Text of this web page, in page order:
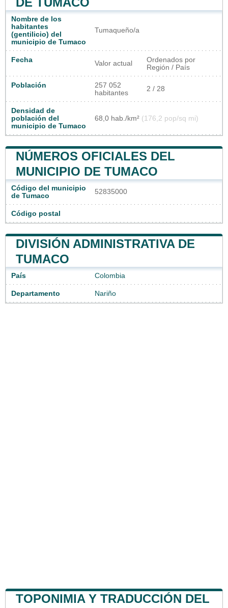
Nombre de los
habitantes
(gentilicio) del
municipio de Tumaco
Tumaqueño/a
Fecha Valor actual
Ordenados por
Región / País
Población
257 052
habitantes
2 / 28
Densidad de
población del
municipio de Tumaco
68,0 hab./km² (176,2 pop/sq mi)
NÚMEROS OFICIALES DEL
MUNICIPIO DE TUMACO
Código del municipio
de Tumaco
52835000
Código postal
DIVISIÓN ADMINISTRATIVA DE
TUMACO
País Colombia
Departamento Nariño
TOPONIMIA Y TRADUCCIÓN DEL